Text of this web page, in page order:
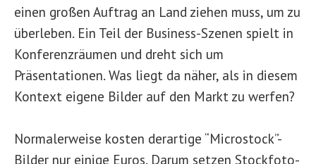
einen großen Auftrag an Land ziehen muss, um zu
überleben. Ein Teil der Business-Szenen spielt in
Konferenzräumen und dreht sich um
Präsentationen. Was liegt da näher, als in diesem
Kontext eigene Bilder auf den Markt zu werfen?
Normalerweise kosten derartige “Microstock”-
Bilder nur einige Euros. Darum setzen Stockfoto-